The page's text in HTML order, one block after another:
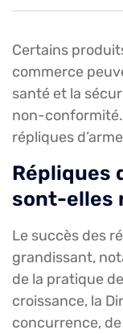
Certains
commerce
santé et la
non-conformité.
répliques
Répliques
sont-elles
Le succès des
grandissant,
de la pratique
croissance, la
concurrence,